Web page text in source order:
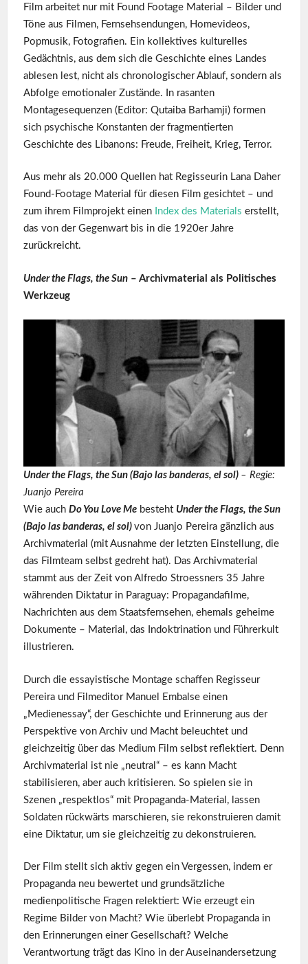
Film arbeitet nur mit Found Footage Material – Bilder und
Töne aus Filmen, Fernsehsendungen, Homevideos,
Popmusik, Fotografien. Ein kollektives kulturelles
Gedächtnis, aus dem sich die Geschichte eines Landes
ablesen lest, nicht als chronologischer Ablauf, sondern als
Abfolge emotionaler Zustände. In rasanten
Montagesequenzen (Editor: Qutaiba Barhamji) formen
sich psychische Konstanten der fragmentierten
Geschichte des Libanons: Freude, Freiheit, Krieg, Terror.
Aus mehr als 20.000 Quellen hat Regisseurin Lana Daher
Found-Footage Material für diesen Film gesichtet – und
zum ihrem Filmprojekt einen Index des Materials erstellt,
das von der Gegenwart bis in die 1920er Jahre
zurückreicht.
Under the Flags, the Sun – Archivmaterial als Politisches
Werkzeug
Under the Flags, the Sun (Bajo las banderas, el sol) – Regie:
Juanjo Pereira
Wie auch Do You Love Mebesteht Under the Flags, the Sun
(Bajo las banderas, el sol) von Juanjo Pereira gänzlich aus
Archivmaterial (mit Ausnahme der letzten Einstellung, die
das Filmteam selbst gedreht hat). Das Archivmaterial
stammt aus der Zeit von Alfredo Stroessners 35 Jahre
währenden Diktatur in Paraguay: Propagandafilme,
Nachrichten aus dem Staatsfernsehen, ehemals geheime
Dokumente – Material, das Indoktrination und Führerkult
illustrieren.
Durch die essayistische Montage schaffen Regisseur
Pereira und Filmeditor Manuel Embalse einen
„Medienessay“, der Geschichte und Erinnerung aus der
Perspektive von Archiv und Macht beleuchtet und
gleichzeitig über das Medium Film selbst reflektiert. Denn
Archivmaterial ist nie „neutral“ – es kann Macht
stabilisieren, aber auch kritisieren. So spielen sie in
Szenen „respektlos“ mit Propaganda-Material, lassen
Soldaten rückwärts marschieren, sie rekonstruieren damit
eine Diktatur, um sie gleichzeitig zu dekonstruieren.
Der Film stellt sich aktiv gegen ein Vergessen, indem er
Propaganda neu bewertet und grundsätzliche
medienpolitische Fragen relektiert: Wie erzeugt ein
Regime Bilder von Macht? Wie überlebt Propaganda in
den Erinnerungen einer Gesellschaft? Welche
Verantwortung trägt das Kino in der Auseinandersetzung